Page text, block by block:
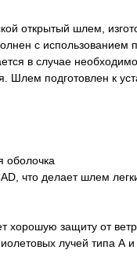
открытый шлем,
с
в случае
подготовлен к
оболочка
что делает шлем
хорошую защиту от
лучей типа А